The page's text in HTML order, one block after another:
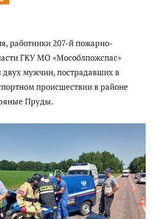
работники 207-й пожарно-
ГКУ МО «Мособлпожспас»
двух мужчин, пострадавших в
происшествии в районе
Пруды.